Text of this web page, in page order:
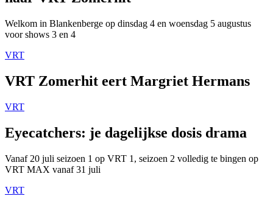
Welkom in Blankenberge op dinsdag 4 en woensdag 5 augustus
voor shows 3 en 4
VRT
VRT Zomerhit eert Margriet Hermans
VRT
Eyecatchers: je dagelijkse dosis drama
Vanaf 20 juli seizoen 1 op VRT 1, seizoen 2 volledig te bingen op
VRT MAX vanaf 31 juli
VRT